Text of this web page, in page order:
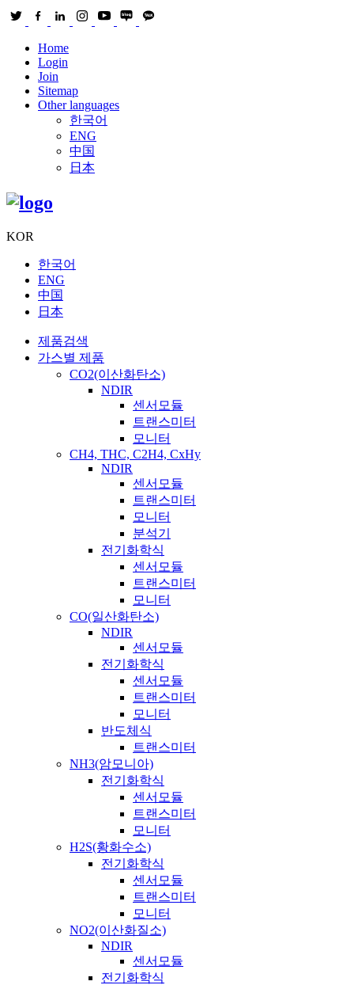
Home
Login
Join
Sitemap
Other languages
한국어
ENG
中国
日本
KOR
한국어
ENG
中国
日本
제품검색
가스별 제품
CO2(이산화탄소)
NDIR
센서모듈
트랜스미터
모니터
CH4, THC, C2H4, CxHy
NDIR
센서모듈
트랜스미터
모니터
분석기
전기화학식
센서모듈
트랜스미터
모니터
CO(일산화탄소)
NDIR
센서모듈
전기화학식
센서모듈
트랜스미터
모니터
반도체식
트랜스미터
NH3(암모니아)
전기화학식
센서모듈
트랜스미터
모니터
H2S(황화수소)
전기화학식
센서모듈
트랜스미터
모니터
NO2(이산화질소)
NDIR
센서모듈
전기화학식